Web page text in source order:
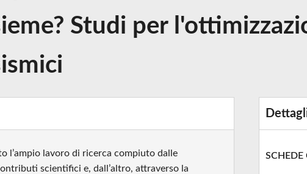
Studi per
l’ampio lavoro di ricerca compiuto dalle
scientifici e, dall’altro, attraverso la
SCHEDE